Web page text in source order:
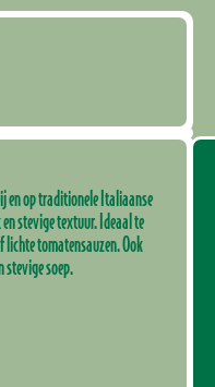
en op traditionele Italiaanse
stevige textuur. Ideaal te
lichte tomatensauzen. Ook
stevige soep.